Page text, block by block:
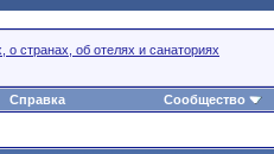
странах, об отелях и санаториях
Справка Сообщество